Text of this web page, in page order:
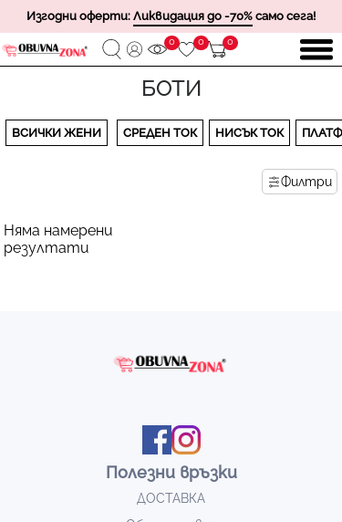
Изгодни оферти: Ликвидация до -70% само сега!
0 0 0
БОТИ
ВСИЧКИ ЖЕНИ СРЕДЕН ТОК НИСЪК ТОК
Филтри
Няма намерени
резултати
Полезни връзки
ДОСТАВКА